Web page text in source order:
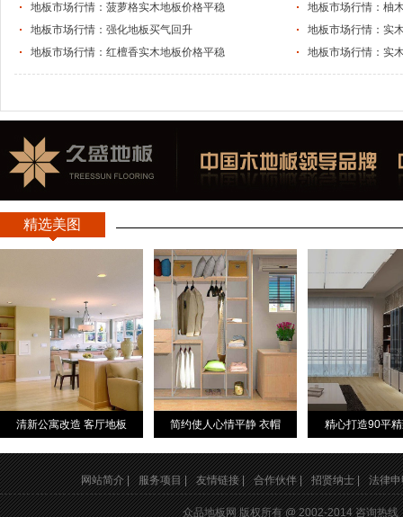
地板市场行情：菠萝格实木地板价格平稳
地板市场行情：柚
地板市场行情：强化地板买气回升
地板市场行情：实
地板市场行情：红檀香实木地板价格平稳
地板市场行情：实
精选美图
清新公寓改造 客厅地板 简约使人心情平静 衣帽 精心打造90平
网站简介 | 服务项目 | 友情链接 | 合作伙伴 | 招贤纳士 | 法律申
众品地板网 版权所有 @ 2002-2014 咨询热